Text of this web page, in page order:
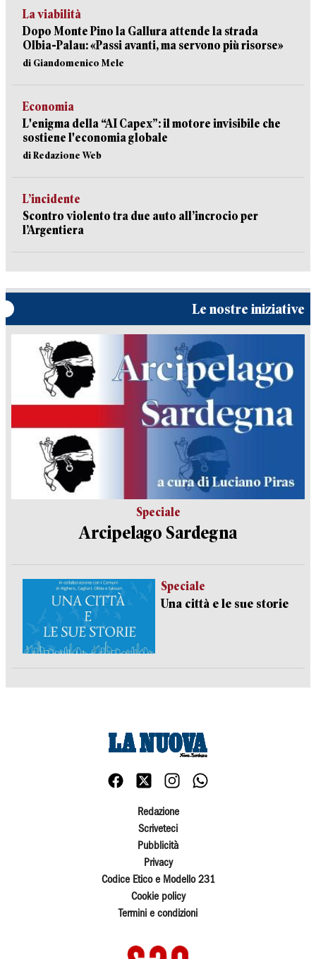
La viabilità
Dopo Monte Pino la Gallura attende la strada
Olbia-Palau: «Passi avanti, ma servono più risorse»
di Giandomenico Mele
Economia
L'enigma della “AI Capex”: il motore invisibile che
sostiene l'economia globale
di Redazione Web
L’incidente
Scontro violento tra due auto all’incrocio per
l’Argentiera
Le nostre iniziative
Speciale
Arcipelago Sardegna
Speciale
Una città e le sue storie
Redazione
Scriveteci
Pubblicità
Privacy
Codice Etico e Modello 231
Cookie policy
Termini e condizioni